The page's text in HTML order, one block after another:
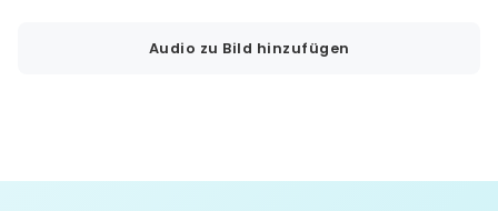
Audio zu Bild hinzufügen